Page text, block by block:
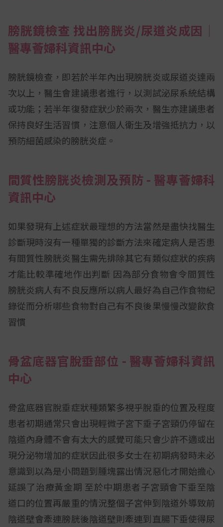
膀胱鏡檢查 找出膀胱炎/尿道炎成因│
醫專薈婦科資訊中心
膀胱鏡檢查，即若於半年內出現膀胱炎或尿道炎達兩
次以上，醫生會建議患者進行，以測試泌尿系統結構
或功能；若半年復發症狀少於兩次，醫生亦建議患者
保持良好生活習慣，注意個人衛生及增強抵抗力，以
預防細菌感染的膀胱炎症。
間質性膀胱炎檢測及預防 - 醫專薈婦科
資訊中心
如果發現有上述症狀最理想的方法當然是盡快找醫生
診斷現時沒有一種單獨的診斷方法來確定病人是否患
有間質性膀胱炎醫生需先排除其它有類似症狀的疾病
才能比較準確地作出判斷 因為部分食物會令間質性
膀胱炎病人有不良反應所以病人最好為自己作食物紀
錄從而分析哪些食物對自己有不良後果慢慢改變飲食
習慣
骨盆底器官脫垂部位 - 醫專薈婦科資訊
中心
骨盆底器官脫垂症狀種類繁多視乎脫垂的位置及程度
患者初期通常只會出現輕微子宮下垂子宮頸仍停留在
陰道內身體不會有太大的感覺可能只會少許不適或出
現分泌物增加的症狀因此很多女士在初期病發時未必
意識到以為是小問題到腫塊露出情況惡化才開始擔心
延誤了治療黃金期 至於中期患者子宮頸會下垂至陰
道口的位置再嚴重的情況整個子宮伸到陰道外導致前
陰道壁會牽連膀胱後陰道壁則牽連到直腸下垂使得尿